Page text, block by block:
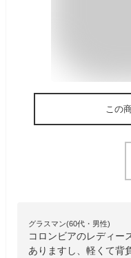
この
グラスマン(60代・男性)
コロンビアのレディー
ありますし、軽くて背